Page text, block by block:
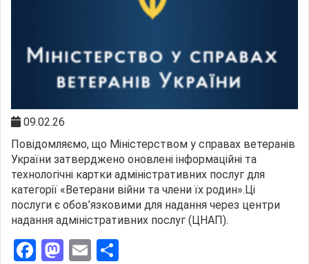
09.02.26
Повідомляємо, що Міністерством у справах ветеранів
України затверджено оновлені інформаційні та
технологічні картки адміністративних послуг для
категорії «Ветерани війни та члени їх родин».Ці
послуги є обов’язковими для надання через центри
надання адміністративних послуг (ЦНАП).
Facebook
Mastodon
Email